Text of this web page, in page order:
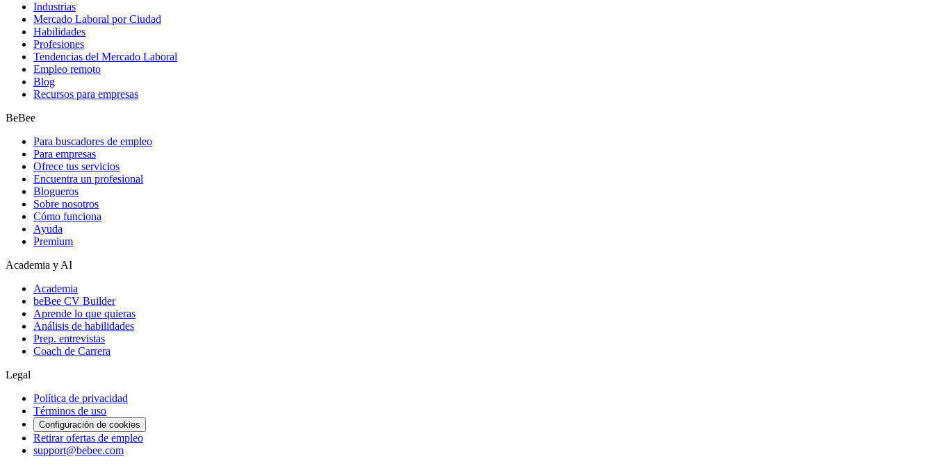
Industrias
Mercado Laboral por Ciudad
Habilidades
Profesiones
Tendencias del Mercado Laboral
Empleo remoto
Blog
Recursos para empresas
BeBee
Para buscadores de empleo
Para empresas
Ofrece tus servicios
Encuentra un profesional
Blogueros
Sobre nosotros
Cómo funciona
Ayuda
Premium
Academia y AI
Academia
beBee CV Builder
Aprende lo que quieras
Análisis de habilidades
Prep. entrevistas
Coach de Carrera
Legal
Política de privacidad
Términos de uso
Configuración de cookies
Retirar ofertas de empleo
support@bebee.com